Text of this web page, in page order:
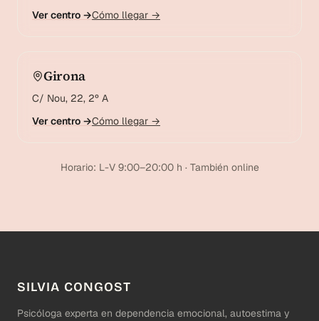
Ver centro →Cómo llegar →
Girona
C/ Nou, 22, 2º A
Ver centro →Cómo llegar →
Horario: L-V 9:00–20:00 h · También online
SILVIA CONGOST
Psicóloga experta en dependencia emocional, autoestima y